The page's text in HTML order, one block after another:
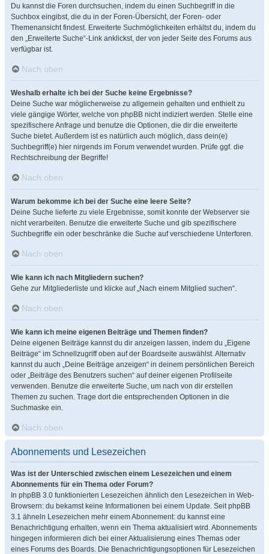
Du kannst die Foren durchsuchen, indem du einen Suchbegriff in die
Suchbox eingibst, die du in der Foren-Übersicht, der Foren- oder
Themenansicht findest. Erweiterte Suchmöglichkeiten erhältst du, indem du
den „Erweiterte Suche“-Link anklickst, der von jeder Seite des Forums aus
verfügbar ist.
Nach oben
Weshalb erhalte ich bei der Suche keine Ergebnisse?
Deine Suche war möglicherweise zu allgemein gehalten und enthielt zu
viele gängige Wörter, welche von phpBB nicht indiziert werden. Stelle eine
spezifischere Anfrage und benutze die Optionen, die dir die erweiterte
Suche bietet. Außerdem ist es natürlich auch möglich, dass dein(e)
Suchbegriff(e) hier nirgends im Forum verwendet wurden. Prüfe ggf. die
Rechtschreibung der Begriffe!
Nach oben
Warum bekomme ich bei der Suche eine leere Seite?
Deine Suche lieferte zu viele Ergebnisse, somit konnte der Webserver sie
nicht verarbeiten. Benutze die erweiterte Suche und gib spezifischere
Suchbegriffe ein oder beschränke die Suche auf verschiedene Unterforen.
Nach oben
Wie kann ich nach Mitgliedern suchen?
Gehe zur Mitgliederliste und klicke auf „Nach einem Mitglied suchen“.
Nach oben
Wie kann ich meine eigenen Beiträge und Themen finden?
Deine eigenen Beiträge kannst du dir anzeigen lassen, indem du „Eigene
Beiträge“ im Schnellzugriff oben auf der Boardseite auswählst. Alternativ
kannst du auch „Deine Beiträge anzeigen“ in deinem persönlichen Bereich
oder „Beiträge des Benutzers suchen“ auf deiner eigenen Profilseite
verwenden. Benutze die erweiterte Suche, um nach von dir erstellen
Themen zu suchen. Trage dort die entsprechenden Optionen in die
Suchmaske ein.
Nach oben
Abonnements und Lesezeichen
Was ist der Unterschied zwischen einem Lesezeichen und einem
Abonnements für ein Thema oder Forum?
In phpBB 3.0 funktionierten Lesezeichen ähnlich den Lesezeichen in Web-
Browsern: du bekamst keine Informationen bei einem Update. Seit phpBB
3.1 ähneln Lesezeichen mehr einem Abonnement: du kannst eine
Benachrichtigung erhalten, wenn ein Thema aktualisiert wird. Abonnements
hingegen informieren dich bei einer Aktualisierung eines Themas oder
eines Forums des Boards. Die Benachrichtigungsoptionen für Lesezeichen